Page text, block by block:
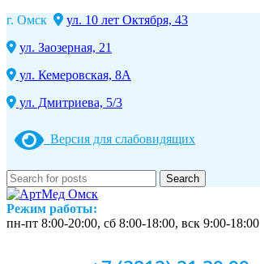
г. Омск
ул. 10 лет Октября, 43
ул. Заозерная, 21
ул. Кемеровская, 8А
ул. Дмитриева, 5/3
Версия для слабовидящих
Search
Режим работы:
пн-пт 8:00-20:00, сб 8:00-18:00, вск 9:00-18:00